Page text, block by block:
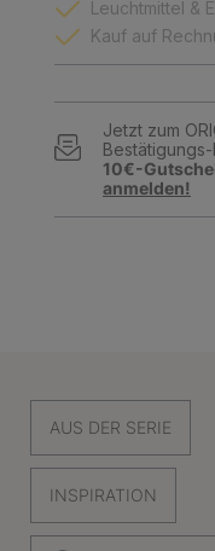
Leuchtmittel &
Kauf auf
Jetzt zum
10€-
anmelden!
AUS DER SERIE
INSPIRATION